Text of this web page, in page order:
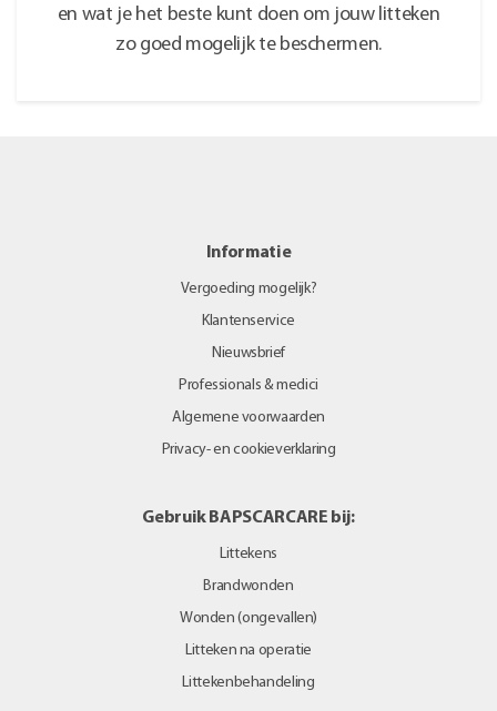
en wat je het beste kunt doen om jouw litteken
zo goed mogelijk te beschermen.
Informatie
Vergoeding mogelijk?
Klantenservice
Nieuwsbrief
Professionals & medici
Algemene voorwaarden
Privacy- en cookieverklaring
Gebruik BAPSCARCARE bij:
Littekens
Brandwonden
Wonden (ongevallen)
Litteken na operatie
Littekenbehandeling